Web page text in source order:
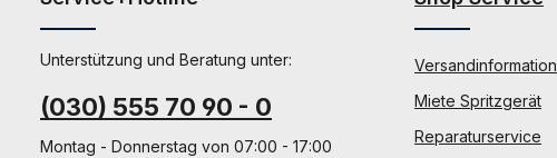
Unterstützung und Beratung unter:
(030) 555 70 90 - 0
Montag - Donnerstag von 07:00 - 17:00
Versandinformation
Miete Spritzgerät
Reparaturservice